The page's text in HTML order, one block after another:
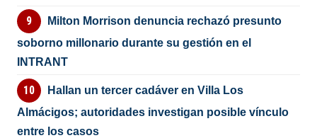
Milton Morrison denuncia rechazó presunto
soborno millonario durante su gestión en el
INTRANT
Hallan un tercer cadáver en Villa Los
Almácigos; autoridades investigan posible vínculo
entre los casos